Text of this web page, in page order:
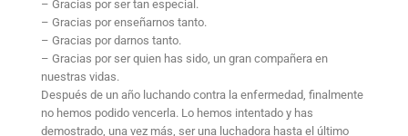
– Gracias por ser tan especial.
– Gracias por enseñarnos tanto.
– Gracias por darnos tanto.
– Gracias por ser quien has sido, un gran compañera en
nuestras vidas.
Después de un año luchando contra la enfermedad, finalmente
no hemos podido vencerla. Lo hemos intentado y has
demostrado, una vez más, ser una luchadora hasta el último